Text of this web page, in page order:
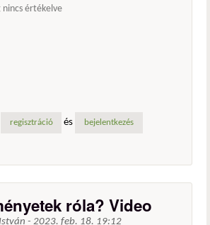
nincs értékelve
regisztráció és bejelentkezés
róla? Video
- 2023. feb. 18. 19:12